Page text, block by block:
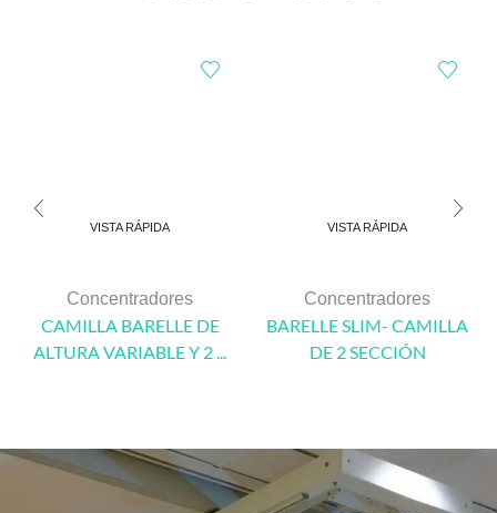
VISTA RÁPIDA
Concentradores
CAMILLA BARELLE DE
ALTURA VARIABLE Y 2 ...
VISTA RÁPIDA
Concentradores
BARELLE SLIM- CAMILLA
DE 2 SECCIÓN